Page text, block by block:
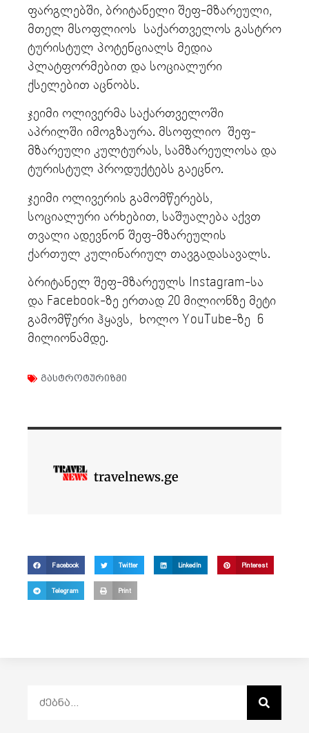
ფარგლებში, ბრიტანელი შეფ-მზარეული,
მთელ მსოფლიოს საქართველოს გასტრო
ტურისტულ პოტენციალს მედია
პლატფორმებით და სოციალური
ქსელებით აცნობს.
ჯეიმი ოლივერმა საქართველოში
აპრილში იმოგზაურა. მსოფლიო შეფ-
მზარეული კულტურას, სამზარეულოსა და
ტურისტულ პროდუქტებს გაეცნო.
ჯეიმი ოლივერის გამომწერებს,
სოციალური არხებით, საშუალება აქვთ
თვალი ადევნონ შეფ-მზარეულის
ქართულ კულინარიულ თავგადასავალს.
ბრიტანელ შეფ-მზარეულს Instagram-სა
და Facebook-ზე ერთად 20 მილიონზე მეტი
გამომწერი ჰყავს, ხოლო YouTube-ზე 6
მილიონამდე.
გასტროტურიზმი
travelnews.ge
Facebook Twitter LinkedIn Pinterest
Telegram Print